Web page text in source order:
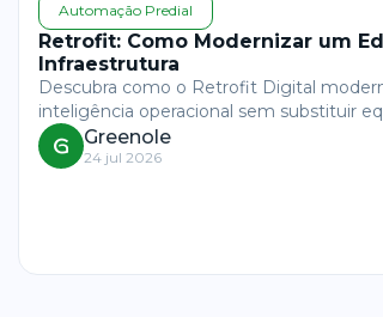
Automação Predial
Retrofit: Como Modernizar um
Infraestrutura
Descubra como o Retrofit Digital
inteligência operacional sem substituir
Greenole
24 jul 2026